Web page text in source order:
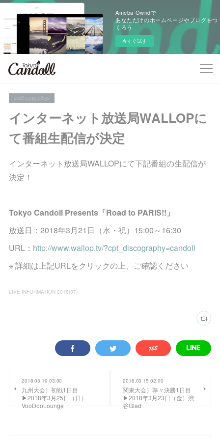
Ameba Owndで
あなただけのホームページやブログをつ
くろう
今すぐ試す
2018.03.15 08:30
インターネット放送局WALLOPに
て番組生配信が決定
インターネット放送局WALLOPにて下記番組の生配信が
決定！
Tokyo Candoll Presents「Road to PARIS!!」
放送日：2018年3月21日（水・祝）15:00～16:30
URL： http://www.wallop.tv/?cpt_discography=candoll
※ 詳細は上記URLをクリックの上、ご確認ください
LIVE INFORMATION 2018(37)
2018.03.19 03:00
九州大会）初戦1日目
▶2018年3月25日（日）
VooDooLounge
2018.03.15 02:00
関東大会）準々決勝1日目
▶2018年3月23日（金）渋
谷Glad